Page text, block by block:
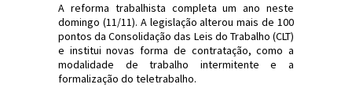
A reforma trabalhista completa um ano neste
domingo (11/11). A legislação alterou mais de 100
pontos da Consolidação das Leis do Trabalho (CLT)
e institui novas forma de contratação, como a
modalidade de trabalho intermitente e a
formalização do teletrabalho.